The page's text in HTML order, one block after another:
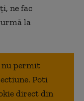
ne fac
la
nu permit
Poti
direct din